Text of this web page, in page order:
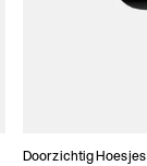
Doorzichtig Hoesjes